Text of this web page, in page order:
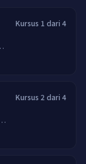
Kursus 1 dari 4
Kursus 2 dari 4